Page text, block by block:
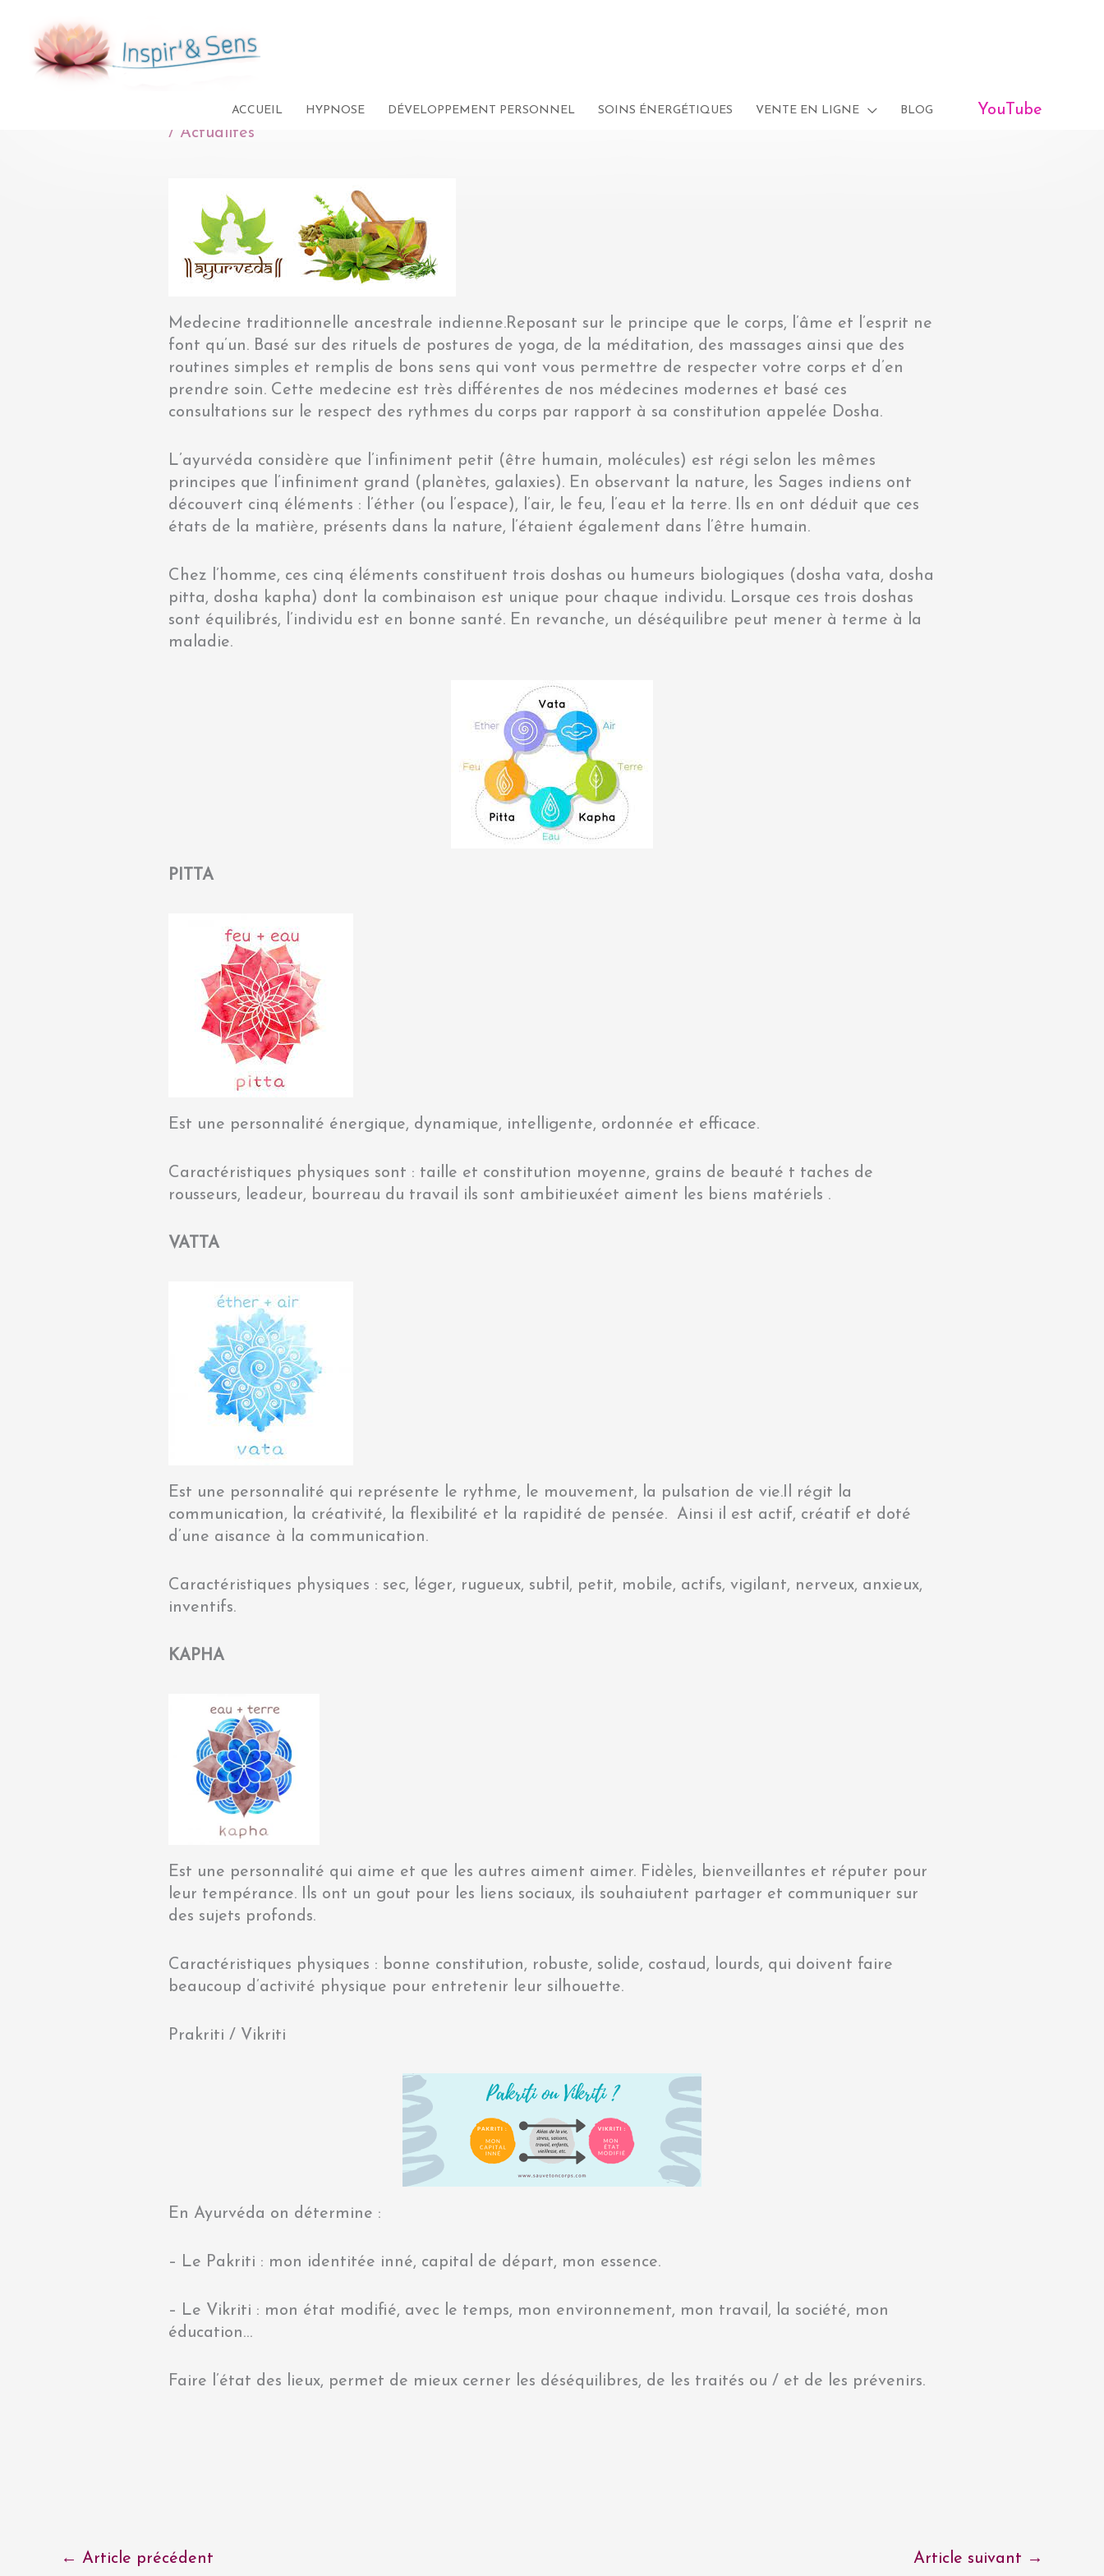
contenu
ACCUEIL HYPNOSE DÉVELOPPEMENT PERSONNEL SOINS ÉNERGÉTIQUES VENTE EN LIGNE BLOG YouTube
Médecine Ayurvédique
/Actualités
Medecine traditionnelle ancestrale indienne.Reposant sur le principe que le corps, l’âme et l’esprit ne
font qu’un. Basé sur des rituels de postures de yoga, de la méditation, des massages ainsi que des
routines simples et remplis de bons sens qui vont vous permettre de respecter votre corps et d’en
prendre soin. Cette medecine est très différentes de nos médecines modernes et basé ces
consultations sur le respect des rythmes du corps par rapport à sa constitution appelée Dosha.
L’ayurvéda considère que l’infiniment petit (être humain, molécules) est régi selon les mêmes
principes que l’infiniment grand (planètes, galaxies). En observant la nature, les Sages indiens ont
découvert cinq éléments : l’éther (ou l’espace), l’air, le feu, l’eau et la terre. Ils en ont déduit que ces
états de la matière, présents dans la nature, l’étaient également dans l’être humain.
Chez l’homme, ces cinq éléments constituent trois doshas ou humeurs biologiques (dosha vata, dosha
pitta, dosha kapha) dont la combinaison est unique pour chaque individu. Lorsque ces trois doshas
sont équilibrés, l’individu est en bonne santé. En revanche, un déséquilibre peut mener à terme à la
maladie.
PITTA
Est une personnalité énergique, dynamique, intelligente, ordonnée et efficace.
Caractéristiques physiques sont : taille et constitution moyenne, grains de beauté t taches de
rousseurs, leadeur, bourreau du travail ils sont ambitieuxéet aiment les biens matériels .
VATTA
Est une personnalité qui représente le rythme, le mouvement, la pulsation de vie.Il régit la
communication, la créativité, la flexibilité et la rapidité de pensée. Ainsi il est actif, créatif et doté
d’une aisance à la communication.
Caractéristiques physiques : sec, léger, rugueux, subtil, petit, mobile, actifs, vigilant, nerveux, anxieux,
inventifs.
KAPHA
Est une personnalité qui aime et que les autres aiment aimer. Fidèles, bienveillantes et réputer pour
leur tempérance. Ils ont un gout pour les liens sociaux, ils souhaiutent partager et communiquer sur
des sujets profonds.
Caractéristiques physiques : bonne constitution, robuste, solide, costaud, lourds, qui doivent faire
beaucoup d’activité physique pour entretenir leur silhouette.
Prakriti / Vikriti
En Ayurvéda on détermine :
– Le Pakriti : mon identitée inné, capital de départ, mon essence.
– Le Vikriti : mon état modifié, avec le temps, mon environnement, mon travail, la société, mon
éducation…
Faire l’état des lieux, permet de mieux cerner les déséquilibres, de les traités ou / et de les prévenirs.
← Article précédent Article suivant →